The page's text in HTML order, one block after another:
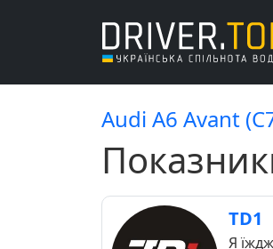
Audi A6 Avant
TD1
Я